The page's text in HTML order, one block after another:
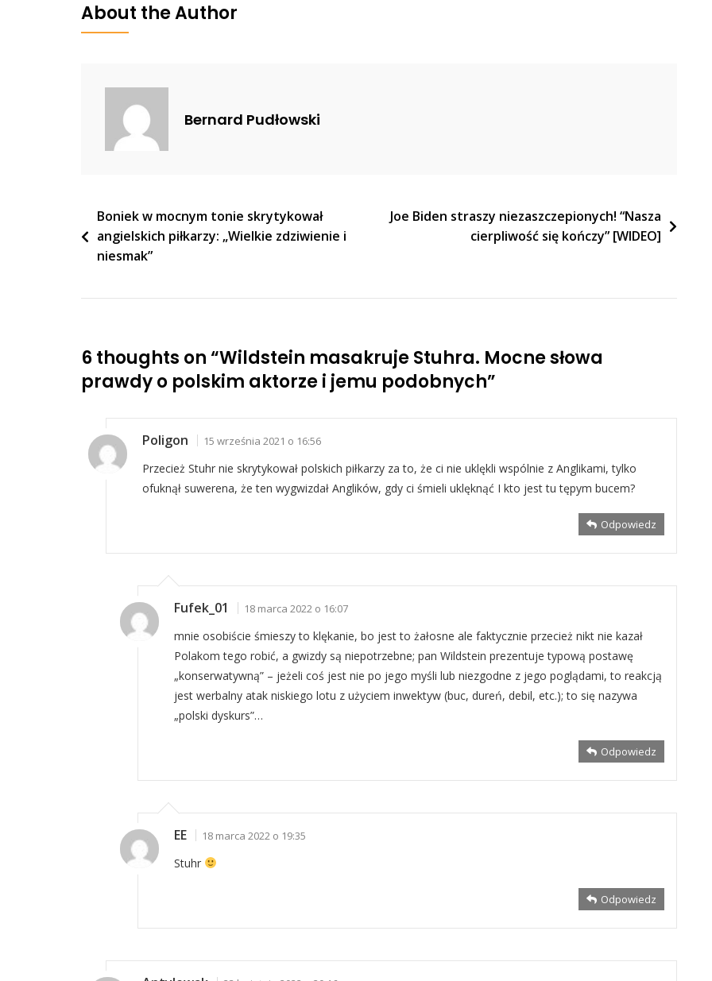
Aktorze
About the Author
Bernard Pudłowski
Nawigacja
wpisu
Boniek w mocnym tonie skrytykował
angielskich piłkarzy: „Wielkie zdziwienie i
niesmak”
Joe Biden straszy niezaszczepionych! “Nasza
cierpliwość się kończy” [WIDEO]
6 thoughts on “Wildstein masakruje Stuhra. Mocne słowa
prawdy o polskim aktorze i jemu podobnych”
Poligon 15 września 2021 o 16:56
Przecież Stuhr nie skrytykował polskich piłkarzy za to, że ci nie uklękli wspólnie z Anglikami, tylko
ofuknął suwerena, że ten wygwizdał Anglików, gdy ci śmieli uklęknąć I kto jest tu tępym bucem?
Odpowiedz
Fufek_01 18 marca 2022 o 16:07
mnie osobiście śmieszy to klękanie, bo jest to żałosne ale faktycznie przecież nikt nie kazał
Polakom tego robić, a gwizdy są niepotrzebne; pan Wildstein prezentuje typową postawę
„konserwatywną” – jeżeli coś jest nie po jego myśli lub niezgodne z jego poglądami, to reakcją
jest werbalny atak niskiego lotu z użyciem inwektyw (buc, dureń, debil, etc.); to się nazywa
„polski dyskurs”…
Odpowiedz
EE 18 marca 2022 o 19:35
Stuhr
Odpowiedz